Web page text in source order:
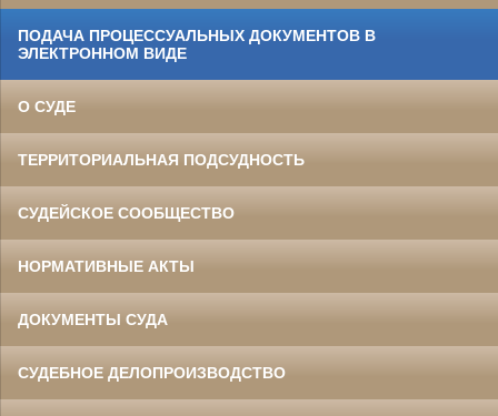
ПОДАЧА ПРОЦЕССУАЛЬНЫХ ДОКУМЕНТОВ В
ЭЛЕКТРОННОМ ВИДЕ
О СУДЕ
ТЕРРИТОРИАЛЬНАЯ ПОДСУДНОСТЬ
СУДЕЙСКОЕ СООБЩЕСТВО
НОРМАТИВНЫЕ АКТЫ
ДОКУМЕНТЫ СУДА
СУДЕБНОЕ ДЕЛОПРОИЗВОДСТВО